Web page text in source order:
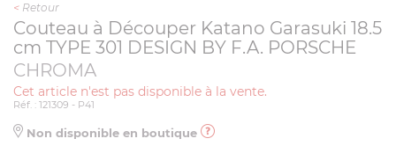
< Retour
Couteau à Découper Katano Garasuki 18.5
cm TYPE 301 DESIGN BY F.A. PORSCHE
CHROMA
Cet article n'est pas disponible à la vente.
Réf. : 121309 - P41
Non disponible en boutique